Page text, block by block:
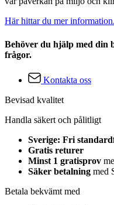
Här hittar du mer information.
Behöver du hjälp med din
frågor.
Kontakta oss
Bevisad kvalitet
Handla säkert och pålitligt
Sverige: Fri
Gratis returer
Minst 1 gratisprov
Säker betalning med
Betala bekvämt med